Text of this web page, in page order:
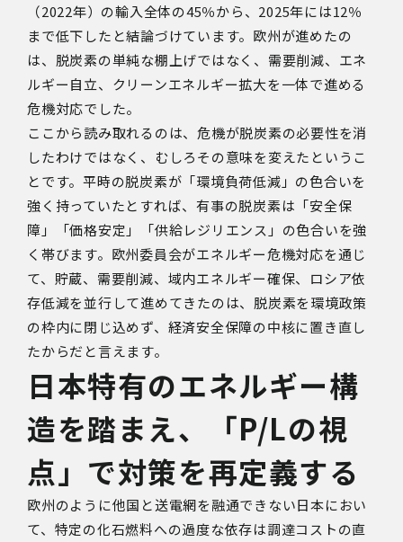
（2022年）の輸入全体の45％から、 2025年には12％
まで低下したと結論づけています。欧州が進めたの
は、脱炭素の単純な棚上げではなく、需要削減、エネ
ルギー自立、クリーンエネルギー拡大を一体で進める
危機対応でした。
ここから読み取れるのは、危機が脱炭素の必要性を消
したわけではなく、むしろその意味を変えたというこ
とです。平時の脱炭素が「環境負荷低減」の色合いを
強く持っていたとすれば、有事の脱炭素は「安全保
障」「価格安定」「供給レジリエンス」の色合いを強
く帯びます。欧州委員会がエネルギー危機対応を通じ
て、貯蔵、需要削減、域内エネルギー確保、ロシア依
存低減を並行して進めてきたのは、脱炭素を環境政策
の枠内に閉じ込めず、経済安全保障の中核に置き直し
たからだと言えます。
日本特有のエネルギー構
造を踏まえ、「P/Lの視
点」で対策を再定義する
欧州のように他国と送電網を融通できない日本におい
て、特定の化石燃料への過度な依存は調達コストの直